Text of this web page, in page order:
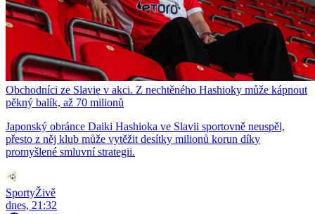
Obchodníci ze Slavie v akci. Z nechtěného Hashioky může kápnout
pěkný balík, až 70 milionů
Japonský obránce Daiki Hashioka ve Slavii sportovně neuspěl,
přesto z něj klub může vytěžit desítky milionů korun díky
promyšlené smluvní strategii.
SportyŽivě
dnes, 21:32